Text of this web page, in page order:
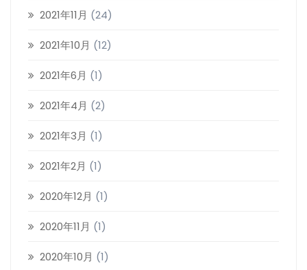
2021年11月 (24)
2021年10月 (12)
2021年6月 (1)
2021年4月 (2)
2021年3月 (1)
2021年2月 (1)
2020年12月 (1)
2020年11月 (1)
2020年10月 (1)